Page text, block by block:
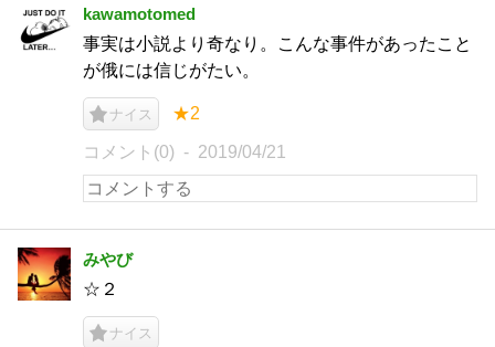
kawamotomed
事実は小説より奇なり。こんな事件があったこと
が俄には信じがたい。
ナイス ★2
コメント(0) 2019/04/21
みやび
☆２
ナイス